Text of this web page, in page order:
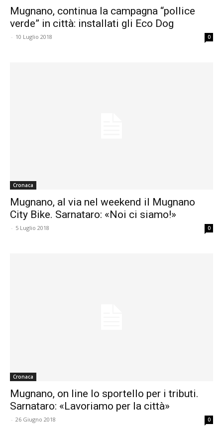
Mugnano, continua la campagna “pollice
verde” in città: installati gli Eco Dog
- 10 Luglio 2018 0
Cronaca
Mugnano, al via nel weekend il Mugnano
City Bike. Sarnataro: «Noi ci siamo!»
- 5 Luglio 2018 0
Cronaca
Mugnano, on line lo sportello per i tributi.
Sarnataro: «Lavoriamo per la città»
- 26 Giugno 2018 0